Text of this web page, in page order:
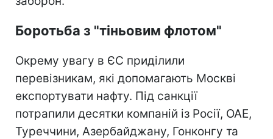
Боротьба з "тіньовим флотом"
Окрему увагу в ЄС приділили
перевізникам, які допомагають Москві
експортувати нафту. Під санкції
потрапили десятки компаній із Росії, ОАЕ,
Туреччини, Азербайджану, Гонконгу та